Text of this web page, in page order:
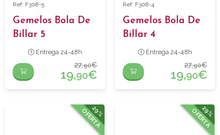
Ref: F308-5
Gemelos Bola De
Billar 5
Entrega 24-48h
27,90€
19,90€
Ref: F308-4
Gemelos Bola De
Billar 4
Entrega 24-48h
27,90€
19,90€
29%
OFERTA 29%
OFERTA